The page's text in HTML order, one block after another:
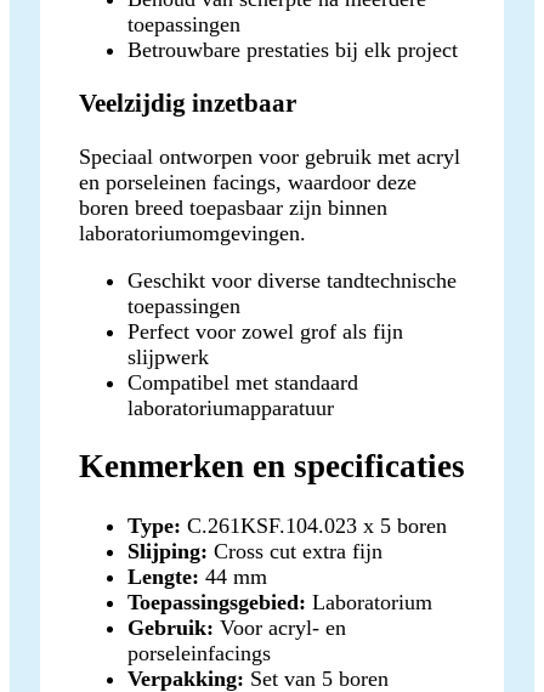
toepassingen
Betrouwbare prestaties bij elk project
Veelzijdig inzetbaar
Speciaal ontworpen voor gebruik met acryl
en porseleinen facings, waardoor deze
boren breed toepasbaar zijn binnen
laboratoriumomgevingen.
Geschikt voor diverse tandtechnische
toepassingen
Perfect voor zowel grof als fijn
slijpwerk
Compatibel met standaard
laboratoriumapparatuur
Kenmerken en specificaties
Type: C.261KSF.104.023 x 5 boren
Slijping: Cross cut extra fijn
Lengte: 44 mm
Toepassingsgebied: Laboratorium
Gebruik: Voor acryl- en
porseleinfacings
Verpakking: Set van 5 boren